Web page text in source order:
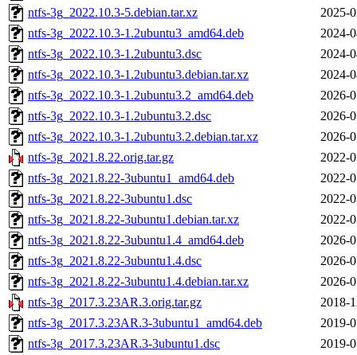
ntfs-3g_2022.10.3-5.debian.tar.xz
2025-
ntfs-3g_2022.10.3-1.2ubuntu3_amd64.deb
2024-
ntfs-3g_2022.10.3-1.2ubuntu3.dsc
2024-
ntfs-3g_2022.10.3-1.2ubuntu3.debian.tar.xz
2024-
ntfs-3g_2022.10.3-1.2ubuntu3.2_amd64.deb
2026-
ntfs-3g_2022.10.3-1.2ubuntu3.2.dsc
2026-
ntfs-3g_2022.10.3-1.2ubuntu3.2.debian.tar.xz
2026-
ntfs-3g_2021.8.22.orig.tar.gz
2022-
ntfs-3g_2021.8.22-3ubuntu1_amd64.deb
2022-
ntfs-3g_2021.8.22-3ubuntu1.dsc
2022-
ntfs-3g_2021.8.22-3ubuntu1.debian.tar.xz
2022-
ntfs-3g_2021.8.22-3ubuntu1.4_amd64.deb
2026-
ntfs-3g_2021.8.22-3ubuntu1.4.dsc
2026-
ntfs-3g_2021.8.22-3ubuntu1.4.debian.tar.xz
2026-
ntfs-3g_2017.3.23AR.3.orig.tar.gz
2018-
ntfs-3g_2017.3.23AR.3-3ubuntu1_amd64.deb
2019-
ntfs-3g_2017.3.23AR.3-3ubuntu1.dsc
2019-